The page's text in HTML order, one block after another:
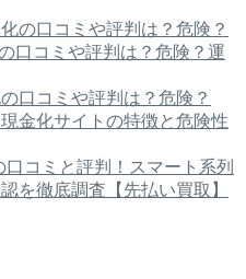
の口コミや評判は？危険？
口コミや評判は？危険？運
口コミや評判は？危険？
金化サイトの特徴と危険性
コミと評判！スマート系列
を徹底調査【先払い買取】